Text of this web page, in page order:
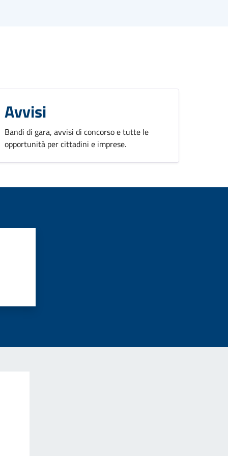
Avvisi
Bandi di gara, avvisi di concorso e tutte le
opportunità per cittadini e imprese.